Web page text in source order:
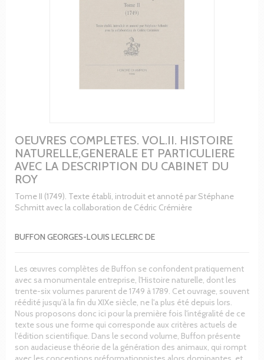
OEUVRES COMPLETES. VOL.II. HISTOIRE
NATURELLE,GENERALE ET PARTICULIERE
AVEC LA DESCRIPTION DU CABINET DU
ROY
Tome II (1749). Texte établi, introduit et annoté par Stéphane
Schmitt avec la collaboration de Cédric Crémière
BUFFON GEORGES-LOUIS LECLERC DE
Les œuvres complètes de Buffon se confondent pratiquement
avec sa monumentale entreprise, l'Histoire naturelle, dont les
trente-six volumes parurent de 1749 à 1789. Cet ouvrage, souvent
réédité jusqu'à la fin du XIXe siècle, ne l'a plus été depuis lors.
Nous proposons donc ici pour la première fois l'intégralité de ce
texte sous une forme qui corresponde aux critères actuels de
l'édition scientifique. Dans le second volume, Buffon présente
son audacieuse théorie de la génération des animaux, qui rompt